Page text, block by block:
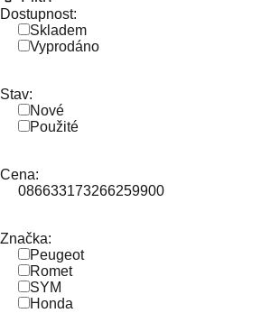
Dostupnost:
Skladem
Vyprodáno
Stav:
Nové
Použité
Cena:
086633173266259900
Značka:
Peugeot
Romet
SYM
Honda